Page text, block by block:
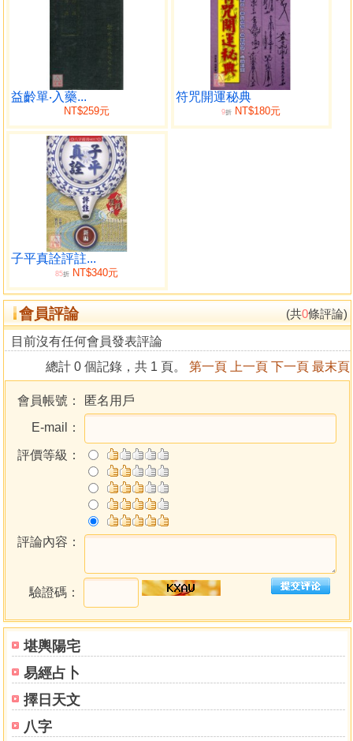
堪輿陽宅
易經占卜
擇日天文
八字
請普唵神咒
請北方黑煞將神咒
請三教聖人神咒
請呂祖神咒
請爐神咒
請觀音神咒
壓煞大元師咒
風水秘符
龍身崩破符
鎮風水符
制穿山化水符
山安中宮符二道
鎮三殺靈符
祭停喪符二道
請神誕辰奉祀神明
延平王
太上老君
三官大帝
釋迦牟尼
觀音佛祖
城隍爺
呂純陽祖師
九天玄女
靈官大帝
孔子
神農大帝
七星娘娘
廣澤尊王
保生大帝
益齡單‧入藥...
NT$259元
符咒開運秘典
9折 NT$180元
子平真詮評註...
85折 NT$340元
會員評論 (共0條評論)
目前沒有任何會員發表評論
總計 0 個記錄，共 1 頁。 第一頁 上一頁 下一頁 最末頁
會員帳號：
匿名用戶
E-mail：
評價等級：
評論內容：
驗證碼：